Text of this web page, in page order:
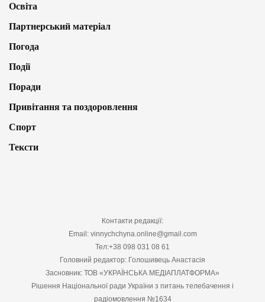
Освіта
Партнерський матеріал
Погода
Події
Поради
Привітання та поздоровлення
Спорт
Тексти
Контакти редакції:
Email: vinnychchyna.online@gmail.com
Тел:+38 098 031 08 61
Головний редактор: Голошивець Анастасія
Засновник: ТОВ «УКРАЇНСЬКА МЕДІАПЛАТФОРМА»
Рішення Національної ради України з питань телебачення і
радіомовлення №1634